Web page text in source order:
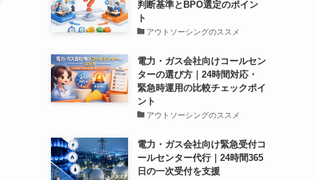
判断基準とBPO選定のポイン
ト
アウトソーシングのススメ
電力・ガス会社向けコールセン
ターの選び方｜24時間対応・
緊急時運用の比較チェックポイ
ント
アウトソーシングのススメ
電力・ガス会社向け緊急受付コ
ールセンター代行｜24時間365
日の一次受付を支援